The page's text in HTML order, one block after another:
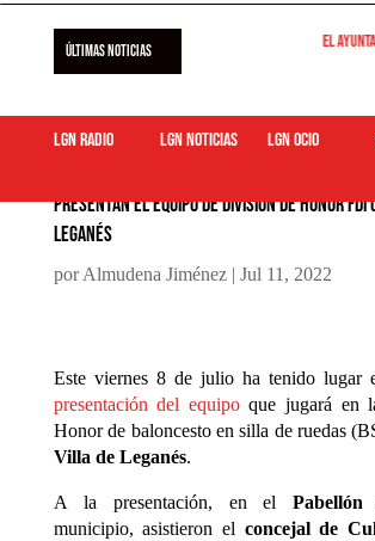
ÚLTIMAS NOTICIAS El
LGN Radio LGN Noticias LGN ocio
Presentan el equipo de división de honor FDI
Leganés
porAlmudena Jiménez| Jul 11, 2022
Este viernes 8 de julio ha tenido lugar
presentación del equipoque jugará en
Honor de baloncesto en silla de ruedas
Villa de Leganés.
A la presentación, en el
municipio, asistieron el concejal de